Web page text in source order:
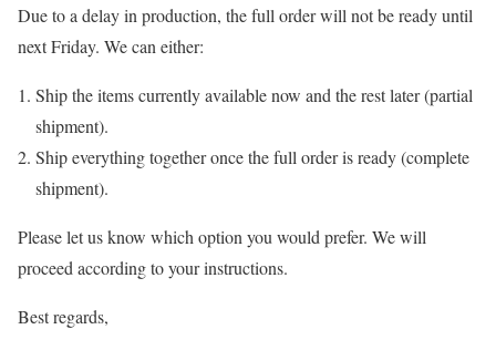
Due to a delay in production, the full order will not be ready until
next Friday. We can either:
Ship the items currently available now and the rest later (partial
shipment).
Ship everything together once the full order is ready (complete
shipment).
Please let us know which option you would prefer. We will
proceed according to your instructions.
Best regards,